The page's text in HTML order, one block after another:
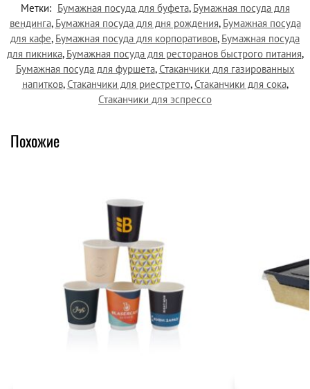
Метки: Бумажная посуда для буфета, Бумажная посуда для
вендинга, Бумажная посуда для дня рождения, Бумажная посуда
для кафе, Бумажная посуда для корпоративов, Бумажная посуда
для пикника, Бумажная посуда для ресторанов быстрого питания,
Бумажная посуда для фуршета,Стаканчики для газированных
напитков,Стаканчики для риестретто,Стаканчики для сока,
Стаканчики для эспрессо
Похожие